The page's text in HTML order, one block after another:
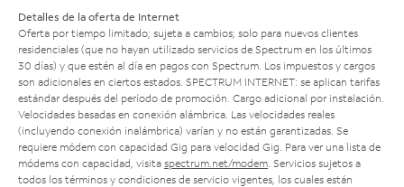
Detalles de la oferta de Internet
Oferta por tiempo limitado; sujeta a cambios; solo para nuevos clientes
residenciales (que no hayan utilizado servicios de Spectrum en los últimos
30 días) y que estén al día en pagos con Spectrum. Los impuestos y cargos
son adicionales en ciertos estados. SPECTRUM INTERNET: se aplican tarifas
estándar después del período de promoción. Cargo adicional por instalación.
Velocidades basadas en conexión alámbrica. Las velocidades reales
(incluyendo conexión inalámbrica) varían y no están garantizadas. Se
requiere módem con capacidad Gig para velocidad Gig. Para ver una lista de
módems con capacidad, visita spectrum.net/modem . Servicios sujetos a
todos los términos y condiciones de servicio vigentes, los cuales están